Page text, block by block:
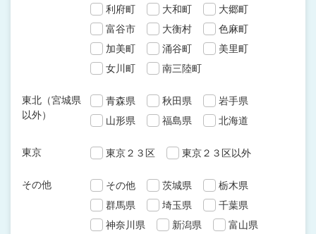
利府町 大和町
大郷町
富谷市
大衡村
色麻町
加美町
涌谷町
美里町
女川町
南三陸町
東北（宮城県
以外）
青森県 秋田県
岩手県
山形県
福島県 北海道
東京 東京２３区 東京２３区以外
その他 その他 茨城県
栃木県
群馬県
埼玉県
千葉県
神奈川県
新潟県
富山県